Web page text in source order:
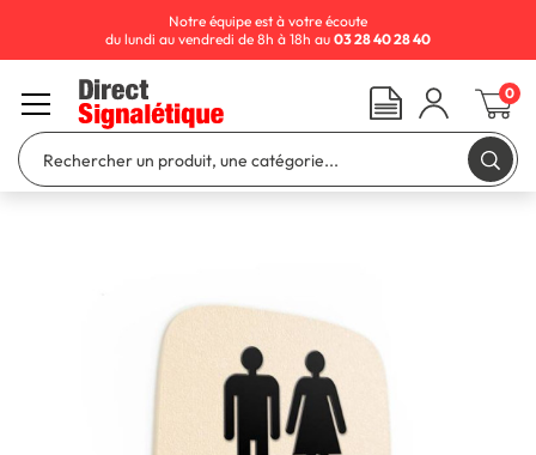
Notre équipe est à votre écoute
du lundi au vendredi de 8h à 18h au 03 28 40 28 40
0